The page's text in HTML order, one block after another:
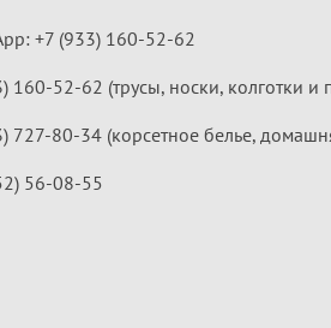
+7 (933) 160-52-62
160-52-62 (трусы, носки, колготки и
727-80-34 (корсетное белье,
56-08-55